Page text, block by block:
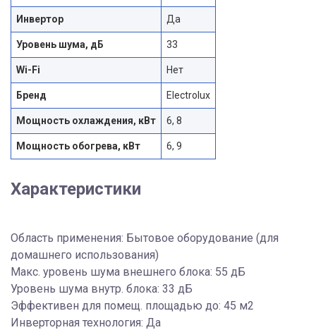
Инвертор Да
Уровень шума, дБ 33
Wi-Fi Нет
Бренд Electrolux
Мощность охлаждения, кВт 6, 8
Мощность обогрева, кВт 6, 9
Характеристики
Область применения: Бытовое оборудование (для
домашнего использования)
Макс. уровень шума внешнего блока: 55 дБ
Уровень шума внутр. блока: 33 дБ
Эффективен для помещ. площадью до: 45 м2
Инверторная технология: Да